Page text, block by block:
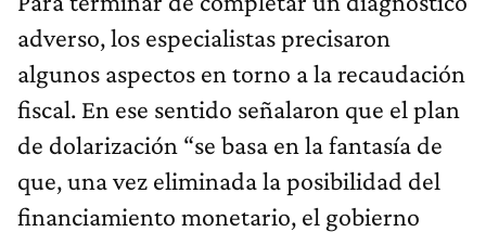
adverso, los especialistas precisaron
algunos aspectos en torno a la recaudación
fiscal. En ese sentido señalaron que el plan
de dolarización “se basa en la fantasía de
que, una vez eliminada la posibilidad del
financiamiento monetario, el gobierno